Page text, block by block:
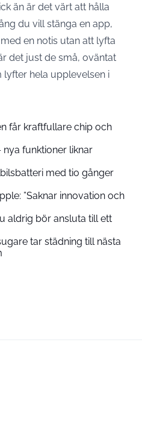
än är det värt att hålla
du vill stänga en app,
en notis utan att lyfta
det just de små, oväntat
lyfter hela upplevelsen i
får kraftfullare chip och
nya funktioner liknar
med tio gånger
”Saknar innovation och
aldrig bör ansluta till ett
tar städning till nästa